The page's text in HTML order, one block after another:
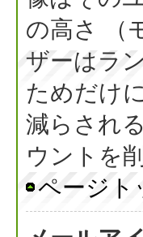
の高さ （
ザーはラ
ためだけ
減らされ
ウントを
ページト